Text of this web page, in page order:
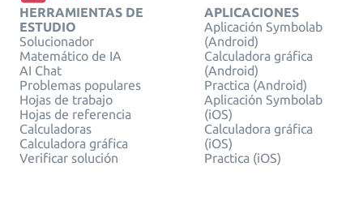
HERRAMIENTAS DE
ESTUDIO
Solucionador
Matemático de IA
AI Chat
Problemas populares
Hojas de trabajo
Hojas de referencia
Calculadoras
Calculadora gráfica
Verificar solución
APLICACIONES
Aplicación Symbolab
(Android)
Calculadora gráfica
(Android)
Practica (Android)
Aplicación Symbolab
(iOS)
Calculadora gráfica
(iOS)
Practica (iOS)